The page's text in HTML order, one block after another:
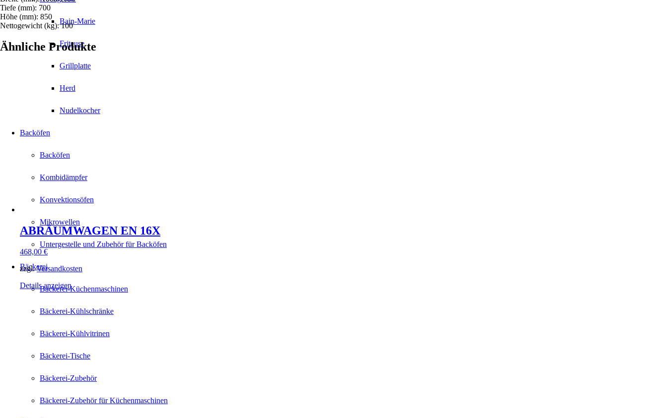
Bain-Marie
Friteuse
Grillplatte
Herd
Nudelkocher
Backöfen
Backöfen
Kombidämpfer
Konvektionsöfen
Mikrowellen
Untergestelle und Zubehör für Backöfen
Bäckerei
Bäckerei-Küchenmaschinen
Bäckerei-Kühlschränke
Bäckerei-Kühlvitrinen
Bäckerei-Tische
Bäckerei-Zubehör
Bäckerei-Zubehör für Küchenmaschinen
Tiefe (mm): 700
Höhe (mm): 850
Nettogewicht (kg): 100
Ähnliche Produkte
ABRÄUMWAGEN EN 16X
468,00 €
zzgl.Versandkosten
Details anzeigen